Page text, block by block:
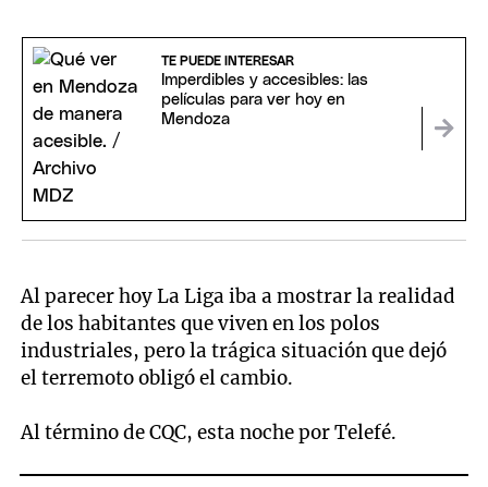
TE PUEDE INTERESAR
Imperdibles y accesibles: las
películas para ver hoy en
Mendoza
Al parecer hoy La Liga iba a mostrar la realidad
de los habitantes que viven en los polos
industriales, pero la trágica situación que dejó
el terremoto obligó el cambio.
Al término de CQC, esta noche por Telefé.